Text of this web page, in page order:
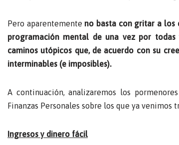
Pero aparentemente no basta con gritar a los
programación mental de una vez por
caminos utópicos que, de acuerdo con su
interminables (e imposibles).
A continuación, analizaremos los
Finanzas Personales sobre los que ya venimos
Ingresos y dinero fácil